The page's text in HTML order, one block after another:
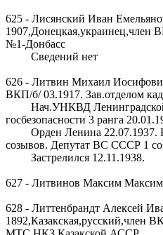
625 - Лисянский Иван
1907,Донецкая,украинец,член
№1-Донбасс
Сведений нет
626 - Литвин Михаил
ВКП/б/ 03.1917. Зав.отделом
Нач.УНКВД Ленинградской
госбезопасности 3 ранга
Орден Ленина 22.07.1937.
созывов. Депутат ВС СССР 1
Застрелился 12.11.1938.
627 - Литвинов Максим
628 - Литтенбрандт Алексей
1892,Казакская,русский,член